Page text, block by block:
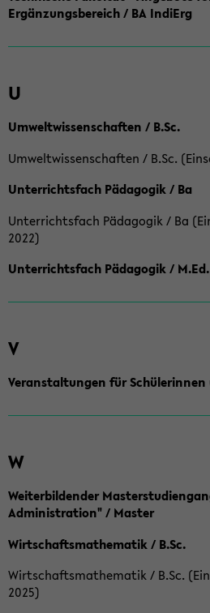
Ergänzungsbereich / BA IndiErg
U
Umweltwissenschaften / B.Sc.
Umweltwissenschaften / B.Sc.
Unterrichtsfach Pädagogik / Ba
Unterrichtsfach Pädagogik / Ba
2022)
Unterrichtsfach Pädagogik / M.Ed.
V
Veranstaltungen für Schülerinnen
W
Weiterbildender
Administration" / Master
Wirtschaftsmathematik / B.Sc.
Wirtschaftsmathematik / B.Sc.
2025)